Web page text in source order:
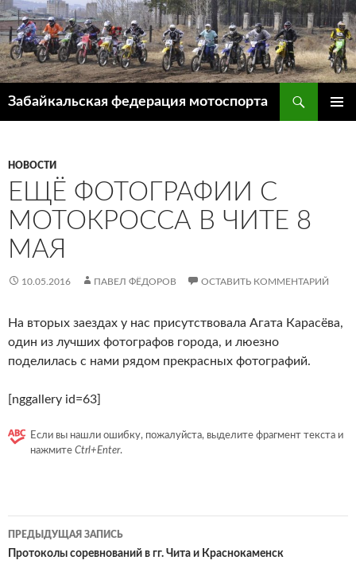
Перейти
к
содержимому
Забайкальская федерация мотоспорта
НОВОСТИ
ЕЩЁ ФОТОГРАФИИ С
МОТОКРОССА В ЧИТЕ 8
МАЯ
10.05.2016 ПАВЕЛ ФЁДОРОВ ОСТАВИТЬ КОММЕНТАРИЙ
На вторых заездах у нас присутствовала Агата Карасёва,
один из лучших фотографов города, и люезно
поделилась с нами рядом прекрасных фотографий.
[nggallery id=63]
Если вы нашли ошибку, пожалуйста, выделите фрагмент текста и
нажмите Ctrl+Enter.
Навигация
по
ПРЕДЫДУЩАЯ ЗАПИСЬ
Протоколы соревнований в гг. Чита и Краснокаменск